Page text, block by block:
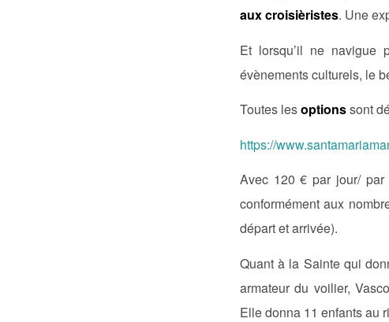
aux croisièristes. Une
Et lorsqu’il ne
évènements culturels, le
Toutes lesoptionssont
https://
Avec 120 € par jour/
conformément aux
départ et arrivée).
Quant à la Sainte qui
armateur du voilier,
Elle donna 11 enfants au